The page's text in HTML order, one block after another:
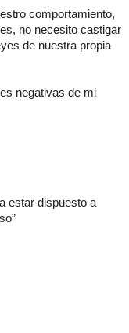
comportamiento,
no necesito castigar
de nuestra propia
negativas de mi
estar dispuesto a